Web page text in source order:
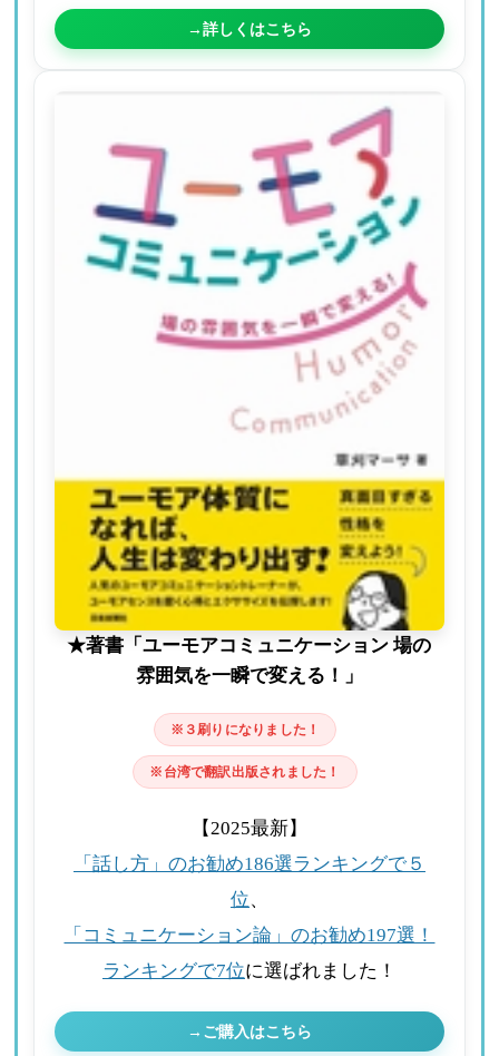
→詳しくはこちら
★著書「ユーモアコミュニケーション 場の
雰囲気を一瞬で変える！」
※３刷りになりました！
※台湾で翻訳出版されました！
【2025最新】
「話し方」のお勧め186選ランキングで５
位、
「コミュニケーション論」のお勧め197選！
ランキングで7位に選ばれました！
→ご購入はこちら